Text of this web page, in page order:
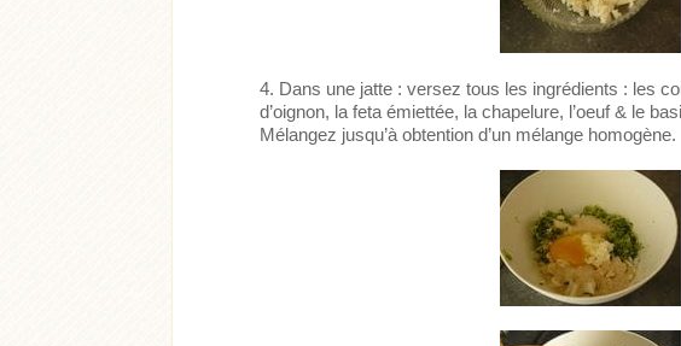
Dans une jatte : versez tous les ingrédients : les
d’oignon, la feta émiettée, la chapelure, l’oeuf & le
Mélangez jusqu’à obtention d’un mélange homogène.